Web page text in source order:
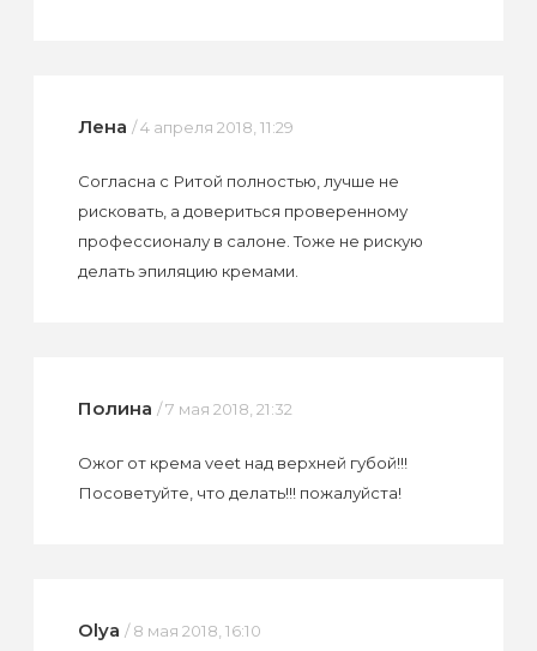
Лена / 4 апреля 2018, 11:29
Согласна с Ритой полностью, лучше не
рисковать, а довериться проверенному
профессионалу в салоне. Тоже не рискую
делать эпиляцию кремами.
Полина / 7 мая 2018, 21:32
Ожог от крема veet над верхней губой!!!
Посоветуйте, что делать!!! пожалуйста!
Olya / 8 мая 2018, 16:10